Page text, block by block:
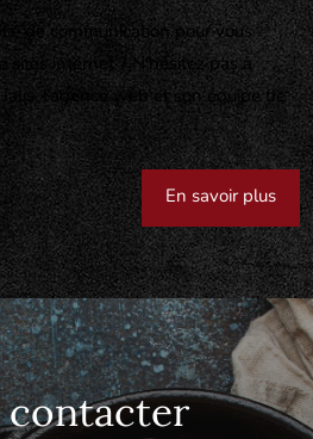
de communication pour vous
sites internet ? N’hésitez pas à
l’agence web et son équipe de
En savoir plus
contacter